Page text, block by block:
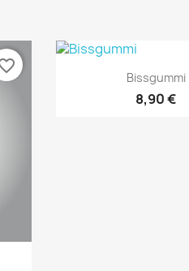
Vorschau
Bissgummi
8,90 €